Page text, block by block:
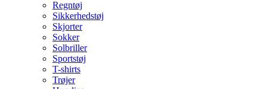
Regntøj
Sikkerhedstøj
Skjorter
Sokker
Solbriller
Sportstøj
T-shirts
Trøjer